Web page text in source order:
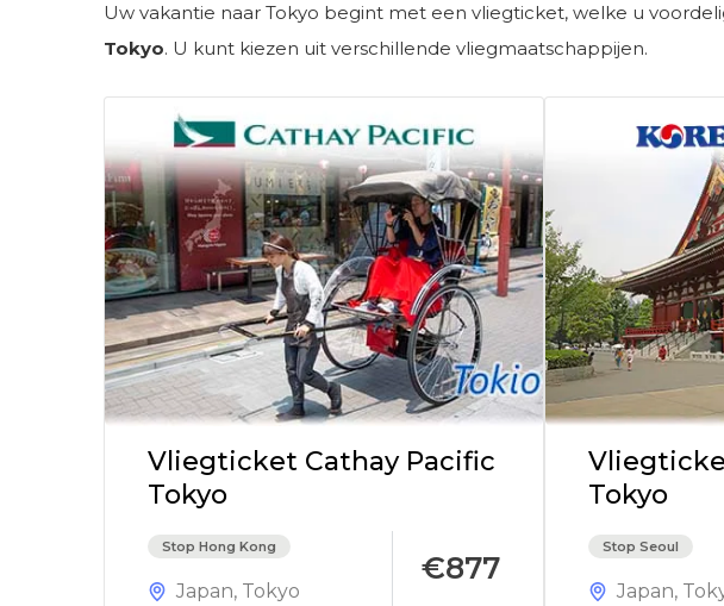
Uw vakantie naar Tokyo begint met een vliegticket, welke u
Tokyo. U kunt kiezen uit verschillende vliegmaatschappijen.
Vliegticket Cathay Pacific
Tokyo
Stop Hong Kong
Japan, Tokyo
€877
Tokyo
Stop Seoul
Japan,